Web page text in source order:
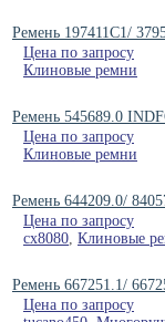
Ремень 197411C1/
Цена по запросу
Клиновые ремни
Ремень 545689.0
Цена по запросу
Клиновые ремни
Ремень 644209.0/
Цена по запросу
cx8080 Клиновые
Ремень 667251.1/
Цена по запросу